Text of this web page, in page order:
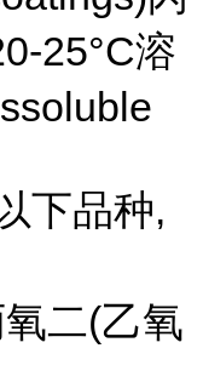
25°C溶
下品种,
二(乙氧